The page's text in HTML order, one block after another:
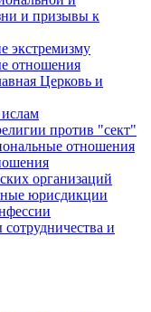
и призывы к
экстремизму
отношения
Церковь и
против "сект"
отношения
организаций
юрисдикции
и